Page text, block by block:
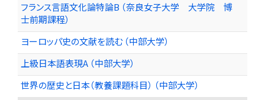
フランス言語文化論特論B （奈良女子大学 大学院 博
士前期課程）
ヨーロッパ史の文献を読む （中部大学）
上級日本語表現A （中部大学）
世界の歴史と日本（教養課題科目） （中部大学）